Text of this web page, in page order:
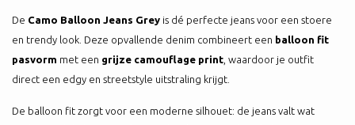
De Camo Balloon Jeans Grey is dé perfecte jeans voor een stoere
en trendy look. Deze opvallende denim combineert een balloon fit
pasvorm met een grijze camouflage print , waardoor je outfit
direct een edgy en streetstyle uitstraling krijgt.
De balloon fit zorgt voor een moderne silhouet: de jeans valt wat